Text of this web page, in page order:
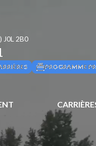
J0L 2B0
PROGRAMME